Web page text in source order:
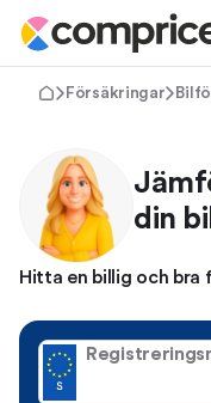
Försäkringar
din
Hitta en billig och bra